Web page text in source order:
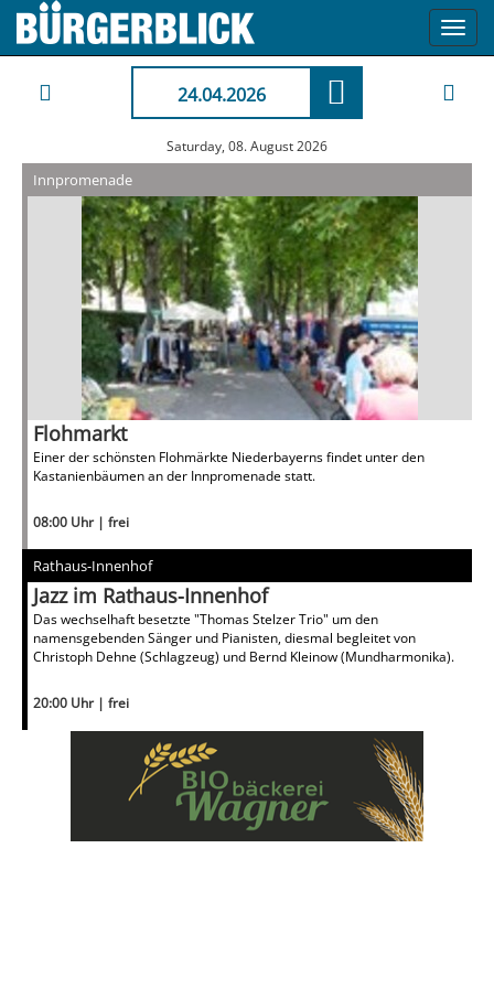
24.04.2026
Saturday, 08. August 2026
Innpromenade
Flohmarkt
Einer der schönsten Flohmärkte Niederbayerns findet unter den
Kastanienbäumen an der Innpromenade statt.
08:00 Uhr | frei
Rathaus-Innenhof
Jazz im Rathaus-Innenhof
Das wechselhaft besetzte "Thomas Stelzer Trio" um den
namensgebenden Sänger und Pianisten, diesmal begleitet von
Christoph Dehne (Schlagzeug) und Bernd Kleinow (Mundharmonika).
20:00 Uhr | frei